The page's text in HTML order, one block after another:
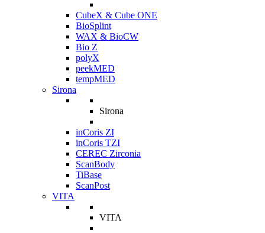
CubeX & Cube ONE
BioSplint
WAX & BioCW
Bio Z
polyX
peekMED
tempMED
Sirona
Sirona
inCoris ZI
inCoris TZI
CEREC Zirconia
ScanBody
TiBase
ScanPost
VITA
VITA